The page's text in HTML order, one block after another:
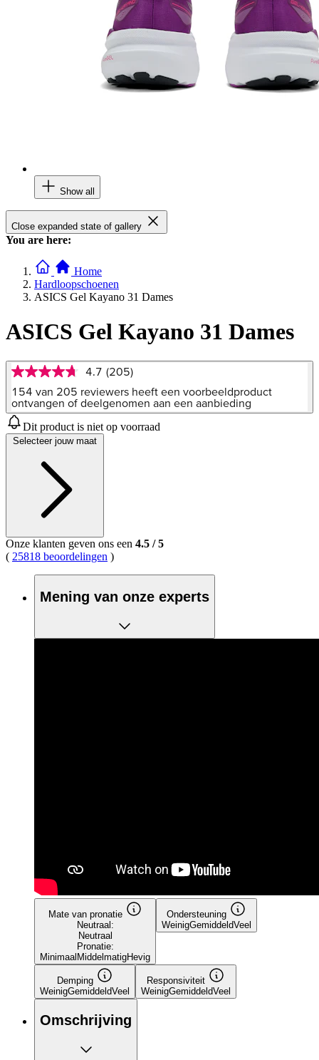
Show all
Close expanded state of gallery
You are here:
Home
Hardloopschoenen
ASICS Gel Kayano 31 Dames
ASICS Gel Kayano 31 Dames
4.7
van
5
sterren,
gemiddelde
scorewaarde.
Read
Reviews.
Dezelfde
paginalink.
4.7 (205)
154 van 205 reviewers heeft een voorbeeldproduct
ontvangen of deelgenomen aan een aanbieding
Dit product is niet op voorraad
Selecteer jouw maat
Onze klanten geven ons een 4.5 /5
( 25818 beoordelingen )
Mening van onze experts
Mate van pronatie
Neutraal:
Neutraal
Pronatie:
MinimaalMiddelmatigHevig
Ondersteuning
WeinigGemiddeldVeel
Demping
WeinigGemiddeldVeel
Responsiviteit
WeinigGemiddeldVeel
Omschrijving